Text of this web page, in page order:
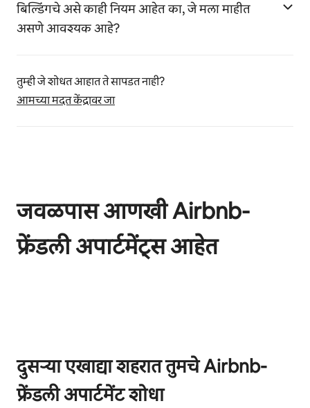
बिल्डिंगचे असे काही नियम आहेत का, जे मला माहीत
असणे आवश्यक आहे?
तुम्ही जे शोधत आहात ते सापडत नाही?
आमच्या मदत केंद्रावर जा
जवळपास आणखी Airbnb-
फ्रेंडली अपार्टमेंट्स आहेत
दुसऱ्या एखाद्या शहरात तुमचे Airbnb-
फ्रेंडली अपार्टमेंट शोधा